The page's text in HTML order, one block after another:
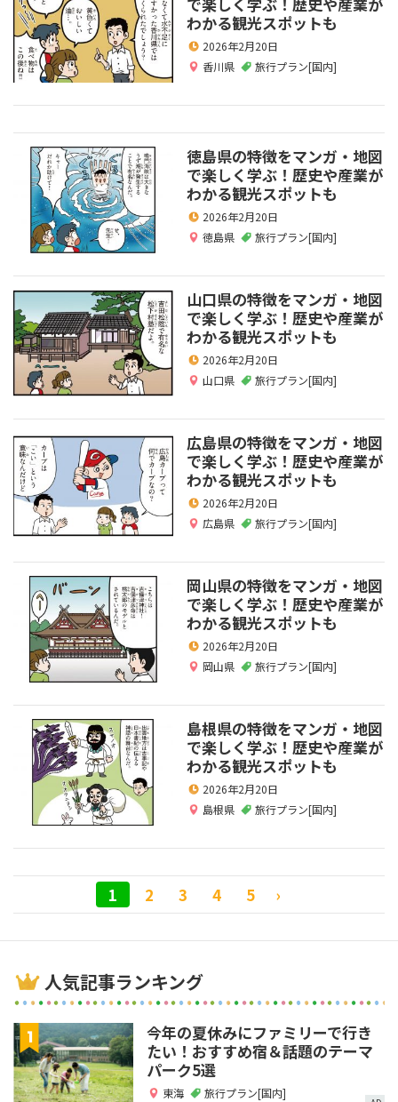
わかる観光スポットも
2026年2月20日
香川県
旅行プラン[国内]
徳島県の特徴をマンガ・地図
で楽しく学ぶ！歴史や産業が
わかる観光スポットも
2026年2月20日
徳島県
旅行プラン[国内]
山口県の特徴をマンガ・地図
で楽しく学ぶ！歴史や産業が
わかる観光スポットも
2026年2月20日
山口県
旅行プラン[国内]
広島県の特徴をマンガ・地図
で楽しく学ぶ！歴史や産業が
わかる観光スポットも
2026年2月20日
広島県
旅行プラン[国内]
岡山県の特徴をマンガ・地図
で楽しく学ぶ！歴史や産業が
わかる観光スポットも
2026年2月20日
岡山県
旅行プラン[国内]
島根県の特徴をマンガ・地図
で楽しく学ぶ！歴史や産業が
わかる観光スポットも
2026年2月20日
島根県
旅行プラン[国内]
1 2 3 4 5 ›
人気記事ランキング
今年の夏休みにファミリーで行き
たい！おすすめ宿＆話題のテーマ
パーク5選
東海 旅行プラン[国内]